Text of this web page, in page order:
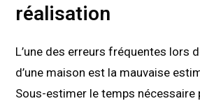
réalisation
L’une des erreurs fréquentes lors
d’une maison est la mauvaise
Sous-estimer le temps nécessaire